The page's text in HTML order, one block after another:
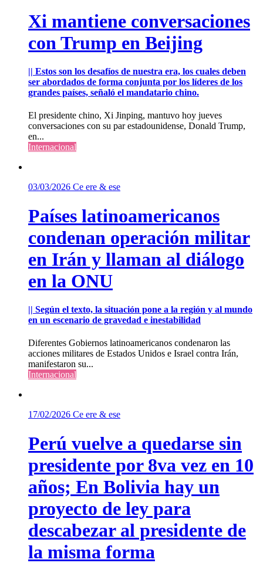
Xi mantiene conversaciones
con Trump en Beijing
|| Estos son los desafíos de nuestra era, los cuales deben
ser abordados de forma conjunta por los líderes de los
grandes países, señaló el mandatario chino.
El presidente chino, Xi Jinping, mantuvo hoy jueves
conversaciones con su par estadounidense, Donald Trump,
en...
Internacional
03/03/2026 Ce ere & ese
Países latinoamericanos
condenan operación militar
en Irán y llaman al diálogo
en la ONU
|| Según el texto, la situación pone a la región y al mundo
en un escenario de gravedad e inestabilidad
Diferentes Gobiernos latinoamericanos condenaron las
acciones militares de Estados Unidos e Israel contra Irán,
manifestaron su...
Internacional
17/02/2026 Ce ere & ese
Perú vuelve a quedarse sin
presidente por 8va vez en 10
años; En Bolivia hay un
proyecto de ley para
descabezar al presidente de
la misma forma